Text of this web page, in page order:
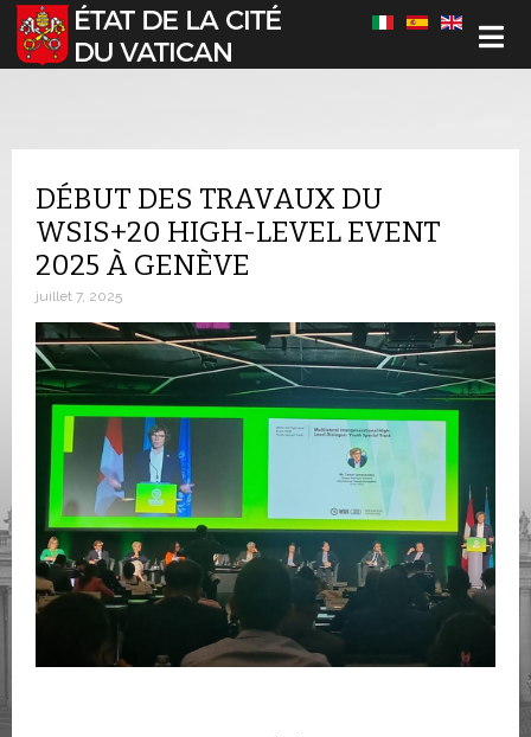
Sélectionnez votre langue
DÉBUT DES TRAVAUX DU
WSIS+20 HIGH-LEVEL EVENT
2025 À GENÈVE
juillet 7, 2025